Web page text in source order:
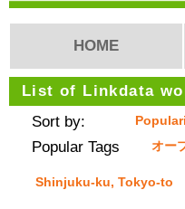
HOME
List of Linkdata
Sort by:
Popular Tags オー
Shinjuku-ku, Tokyo-to